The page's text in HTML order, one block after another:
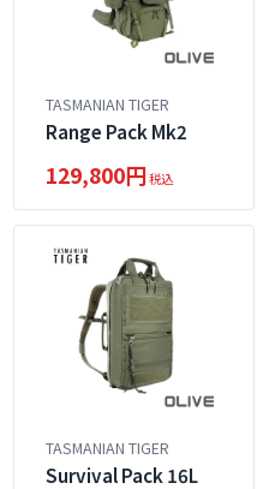
TASMANIAN TIGER
Range Pack Mk2
129,800円税込
TASMANIAN TIGER
Survival Pack 16L